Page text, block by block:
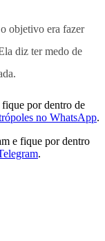
objetivo era fazer
diz ter medo de
por dentro de
no WhatsApp.
e fique por dentro
.